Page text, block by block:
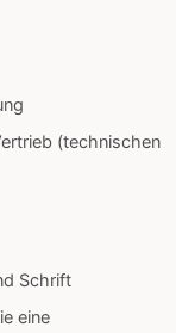
(technischen
Schrift
eine